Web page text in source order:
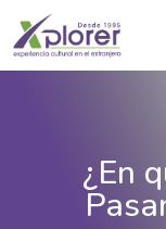
¿En